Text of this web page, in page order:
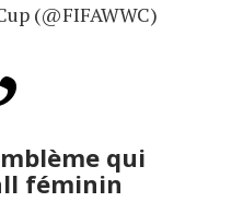
(@FIFAWWC)
qui
féminin